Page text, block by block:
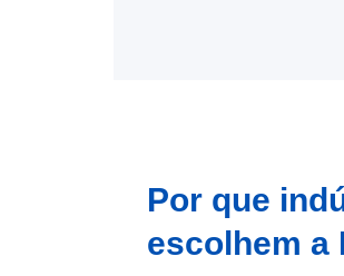
Por que
escolhem a